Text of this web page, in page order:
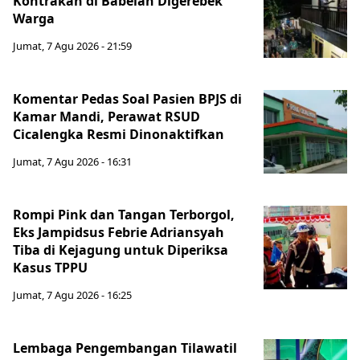
Warga
Jumat, 7 Agu 2026 - 21:59
Komentar Pedas Soal Pasien BPJS di
Kamar Mandi, Perawat RSUD
Cicalengka Resmi Dinonaktifkan
Jumat, 7 Agu 2026 - 16:31
Rompi Pink dan Tangan Terborgol,
Eks Jampidsus Febrie Adriansyah
Tiba di Kejagung untuk Diperiksa
Kasus TPPU
Jumat, 7 Agu 2026 - 16:25
Lembaga Pengembangan Tilawatil